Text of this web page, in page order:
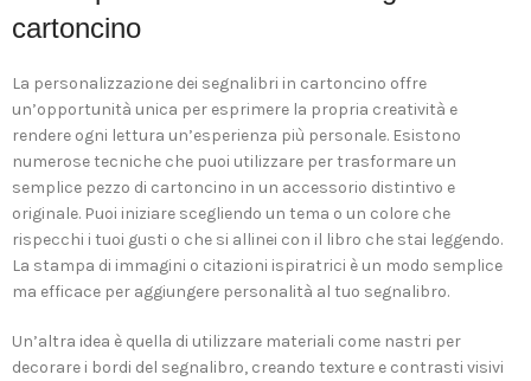
cartoncino
La personalizzazione dei segnalibri in cartoncino offre
un’opportunità unica per esprimere la propria creatività e
rendere ogni lettura un’esperienza più personale. Esistono
numerose tecniche che puoi utilizzare per trasformare un
semplice pezzo di cartoncino in un accessorio distintivo e
originale. Puoi iniziare scegliendo un tema o un colore che
rispecchi i tuoi gusti o che si allinei con il libro che stai leggendo.
La stampa di immagini o citazioni ispiratrici è un modo semplice
ma efficace per aggiungere personalità al tuo segnalibro.
Un’altra idea è quella di utilizzare materiali come nastri per
decorare i bordi del segnalibro, creando texture e contrasti visivi